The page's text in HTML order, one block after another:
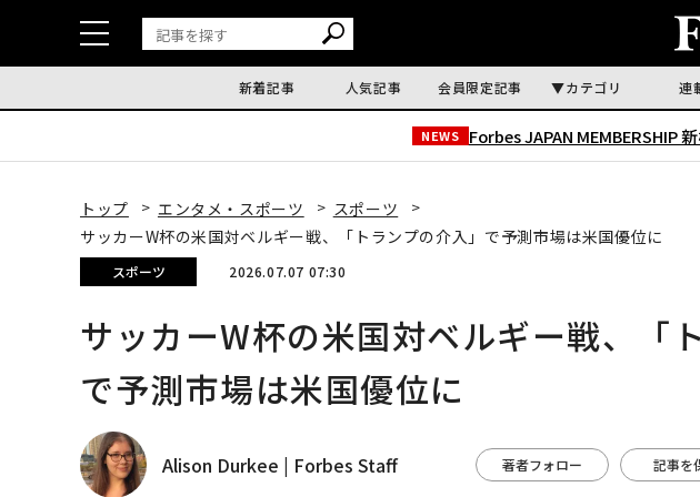
新着記事 人気記事 会員限定記事 カテゴリ 連
NEWS Forbes JAPAN MEMBERSHIP 新
トップ エンタメ・スポーツ
スポーツ
サッカーW杯の米国対ベルギー戦、「トランプの介入」で予測市場は米国優位に
スポーツ 2026.07.07 07:30
サッカーW杯の米国対ベルギー戦、「
で予測市場は米国優位に
Alison Durkee | Forbes Staff 著者フォロー 記事を